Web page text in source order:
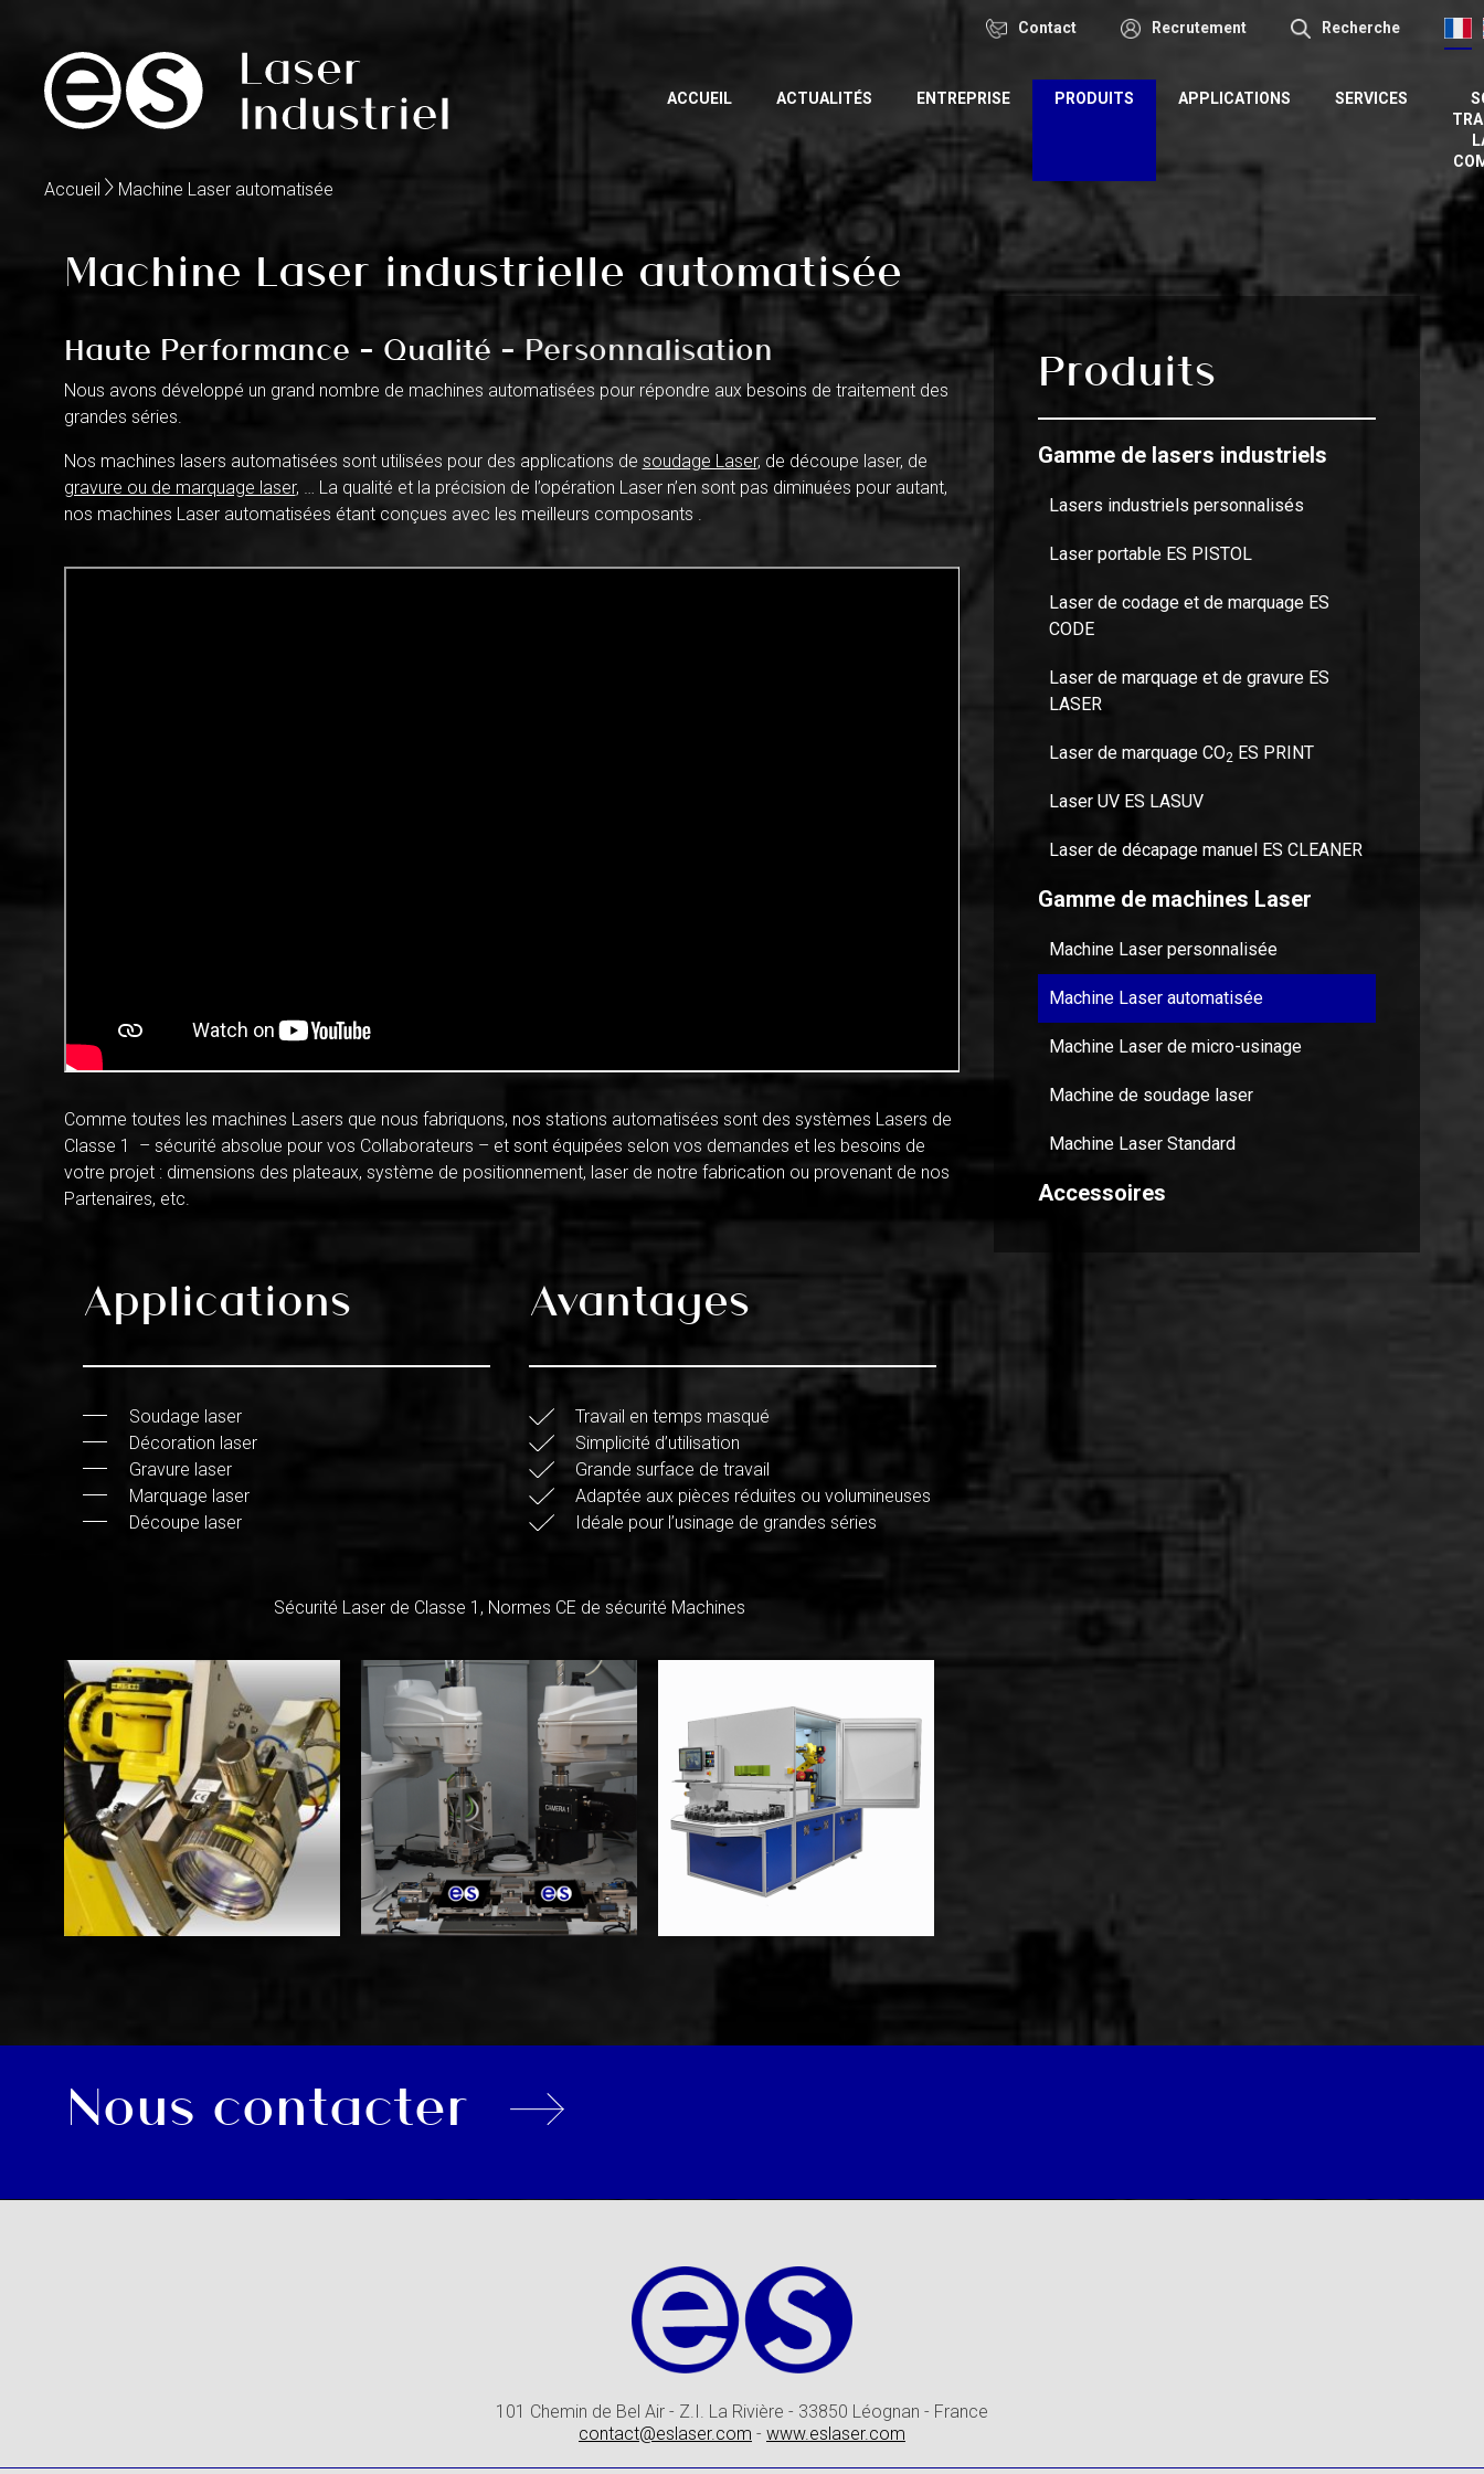
Contact Recrutement Recherche
ACCUEIL ACTUALITÉS ENTREPRISE PRODUITS APPLICATIONS SERVICES
Accueil Machine Laser automatisée
Machine Laser industrielle automatisée
Haute Performance – Qualité – Personnalisation
Nous avons développé un grand nombre de machines automatisées pour répondre aux besoins de traitement des
grandes séries.
Nos machines lasers automatisées sont utilisées pour des applications de soudage Laser, de découpe laser, de
gravure ou de marquage laser, … La qualité et la précision de l’opération Laser n’en sont pas diminuées pour autant,
nos machines Laser automatisées étant conçues avec les meilleurs composants .
Comme toutes les machines Lasers que nous fabriquons, nos stations automatisées sont des systèmes Lasers de
Classe 1 – sécurité absolue pour vos Collaborateurs – et sont équipées selon vos demandes et les besoins de
votre projet : dimensions des plateaux, système de positionnement, laser de notre fabrication ou provenant de nos
Partenaires, etc.
Applications
Soudage laser
Décoration laser
Gravure laser
Marquage laser
Découpe laser
Avantages
Travail en temps masqué
Simplicité d’utilisation
Grande surface de travail
Adaptée aux pièces réduites ou volumineuses
Idéale pour l’usinage de grandes séries
Sécurité Laser de Classe 1, Normes CE de sécurité Machines
Produits
Gamme de lasers industriels
Lasers industriels personnalisés
Laser portable ES PISTOL
Laser de codage et de marquage ES
CODE
Laser de marquage et de gravure ES
LASER
Laser de marquage CO2 ES PRINT
Laser UV ES LASUV
Laser de décapage manuel ES CLEANER
Gamme de machines Laser
Machine Laser personnalisée
Machine Laser automatisée
Machine Laser de micro-usinage
Machine de soudage laser
Machine Laser Standard
Accessoires
Nous contacter
101 Chemin de Bel Air - Z.I. La Rivière - 33850 Léognan - France
contact@eslaser.com - www.eslaser.com